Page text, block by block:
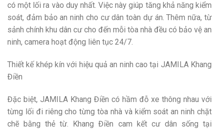
có một lối ra vào duy nhất. Việc này giúp tăng khả năng kiểm
soát, đảm bảo an ninh cho cư dân toàn dự án. Thêm nữa, từ
sảnh chính khu dân cư cho đến mỗi tòa nhà đều có bảo vệ an
ninh, camera hoạt động liên tục 24/7.
Thiết kế khép kín với hiệu quả an ninh cao tại JAMILA Khang
Điền
Đặc biệt, JAMILA Khang Điền có hầm đỗ xe thông nhau với
từng lối đi riêng cho từng tòa nhà và kiểm soát an ninh chặt
chẽ bằng thẻ từ. Khang Điền cam kết cư dân sống tại